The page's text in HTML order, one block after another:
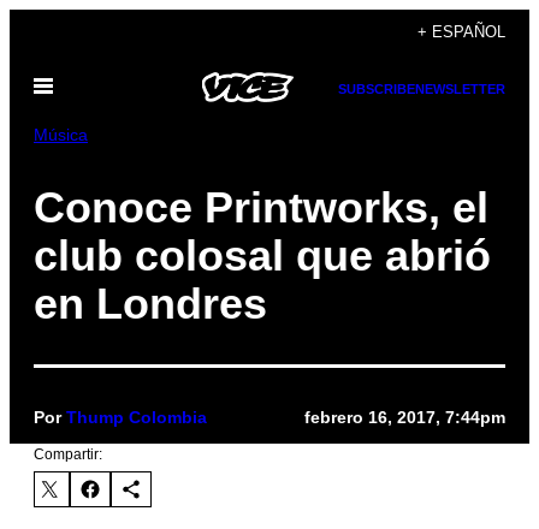
contenido
+ ESPAÑOL
Abrir
SUBSCRIBENEWSLETTER
Música
Conoce Printworks, el
club colosal que abrió
en Londres
PorThump Colombia febrero 16, 2017, 7:44pm
Compartir: